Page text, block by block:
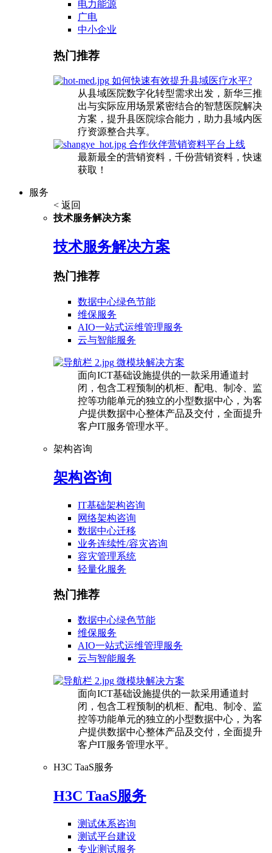
电力能源
广电
中小企业
热门推荐
如何快速有效提升县域医疗水平?
从县域医院数字化转型需求出发，新华三推
出与实际应用场景紧密结合的智慧医院解决
方案，提升县医院综合能力，助力县域内医
疗资源整合共享。
合作伙伴营销资料平台上线
最新最全的营销资料，千份营销资料，快速
获取！
服务
< 返回
技术服务解决方案
技术服务解决方案
热门推荐
数据中心绿色节能
维保服务
AIO一站式运维管理服务
云与智能服务
微模块解决方案
面向ICT基础设施提供的一款采用通道封
闭，包含工程预制的机柜、配电、制冷、监
控等功能单元的独立的小型数据中心，为客
户提供数据中心整体产品及交付，全面提升
客户IT服务管理水平。
架构咨询
架构咨询
IT基础架构咨询
网络架构咨询
数据中心迁移
业务连续性/容灾咨询
容灾管理系统
轻量化服务
热门推荐
数据中心绿色节能
维保服务
AIO一站式运维管理服务
云与智能服务
微模块解决方案
面向ICT基础设施提供的一款采用通道封
闭，包含工程预制的机柜、配电、制冷、监
控等功能单元的独立的小型数据中心，为客
户提供数据中心整体产品及交付，全面提升
客户IT服务管理水平。
H3C TaaS服务
H3C TaaS服务
测试体系咨询
测试平台建设
专业测试服务